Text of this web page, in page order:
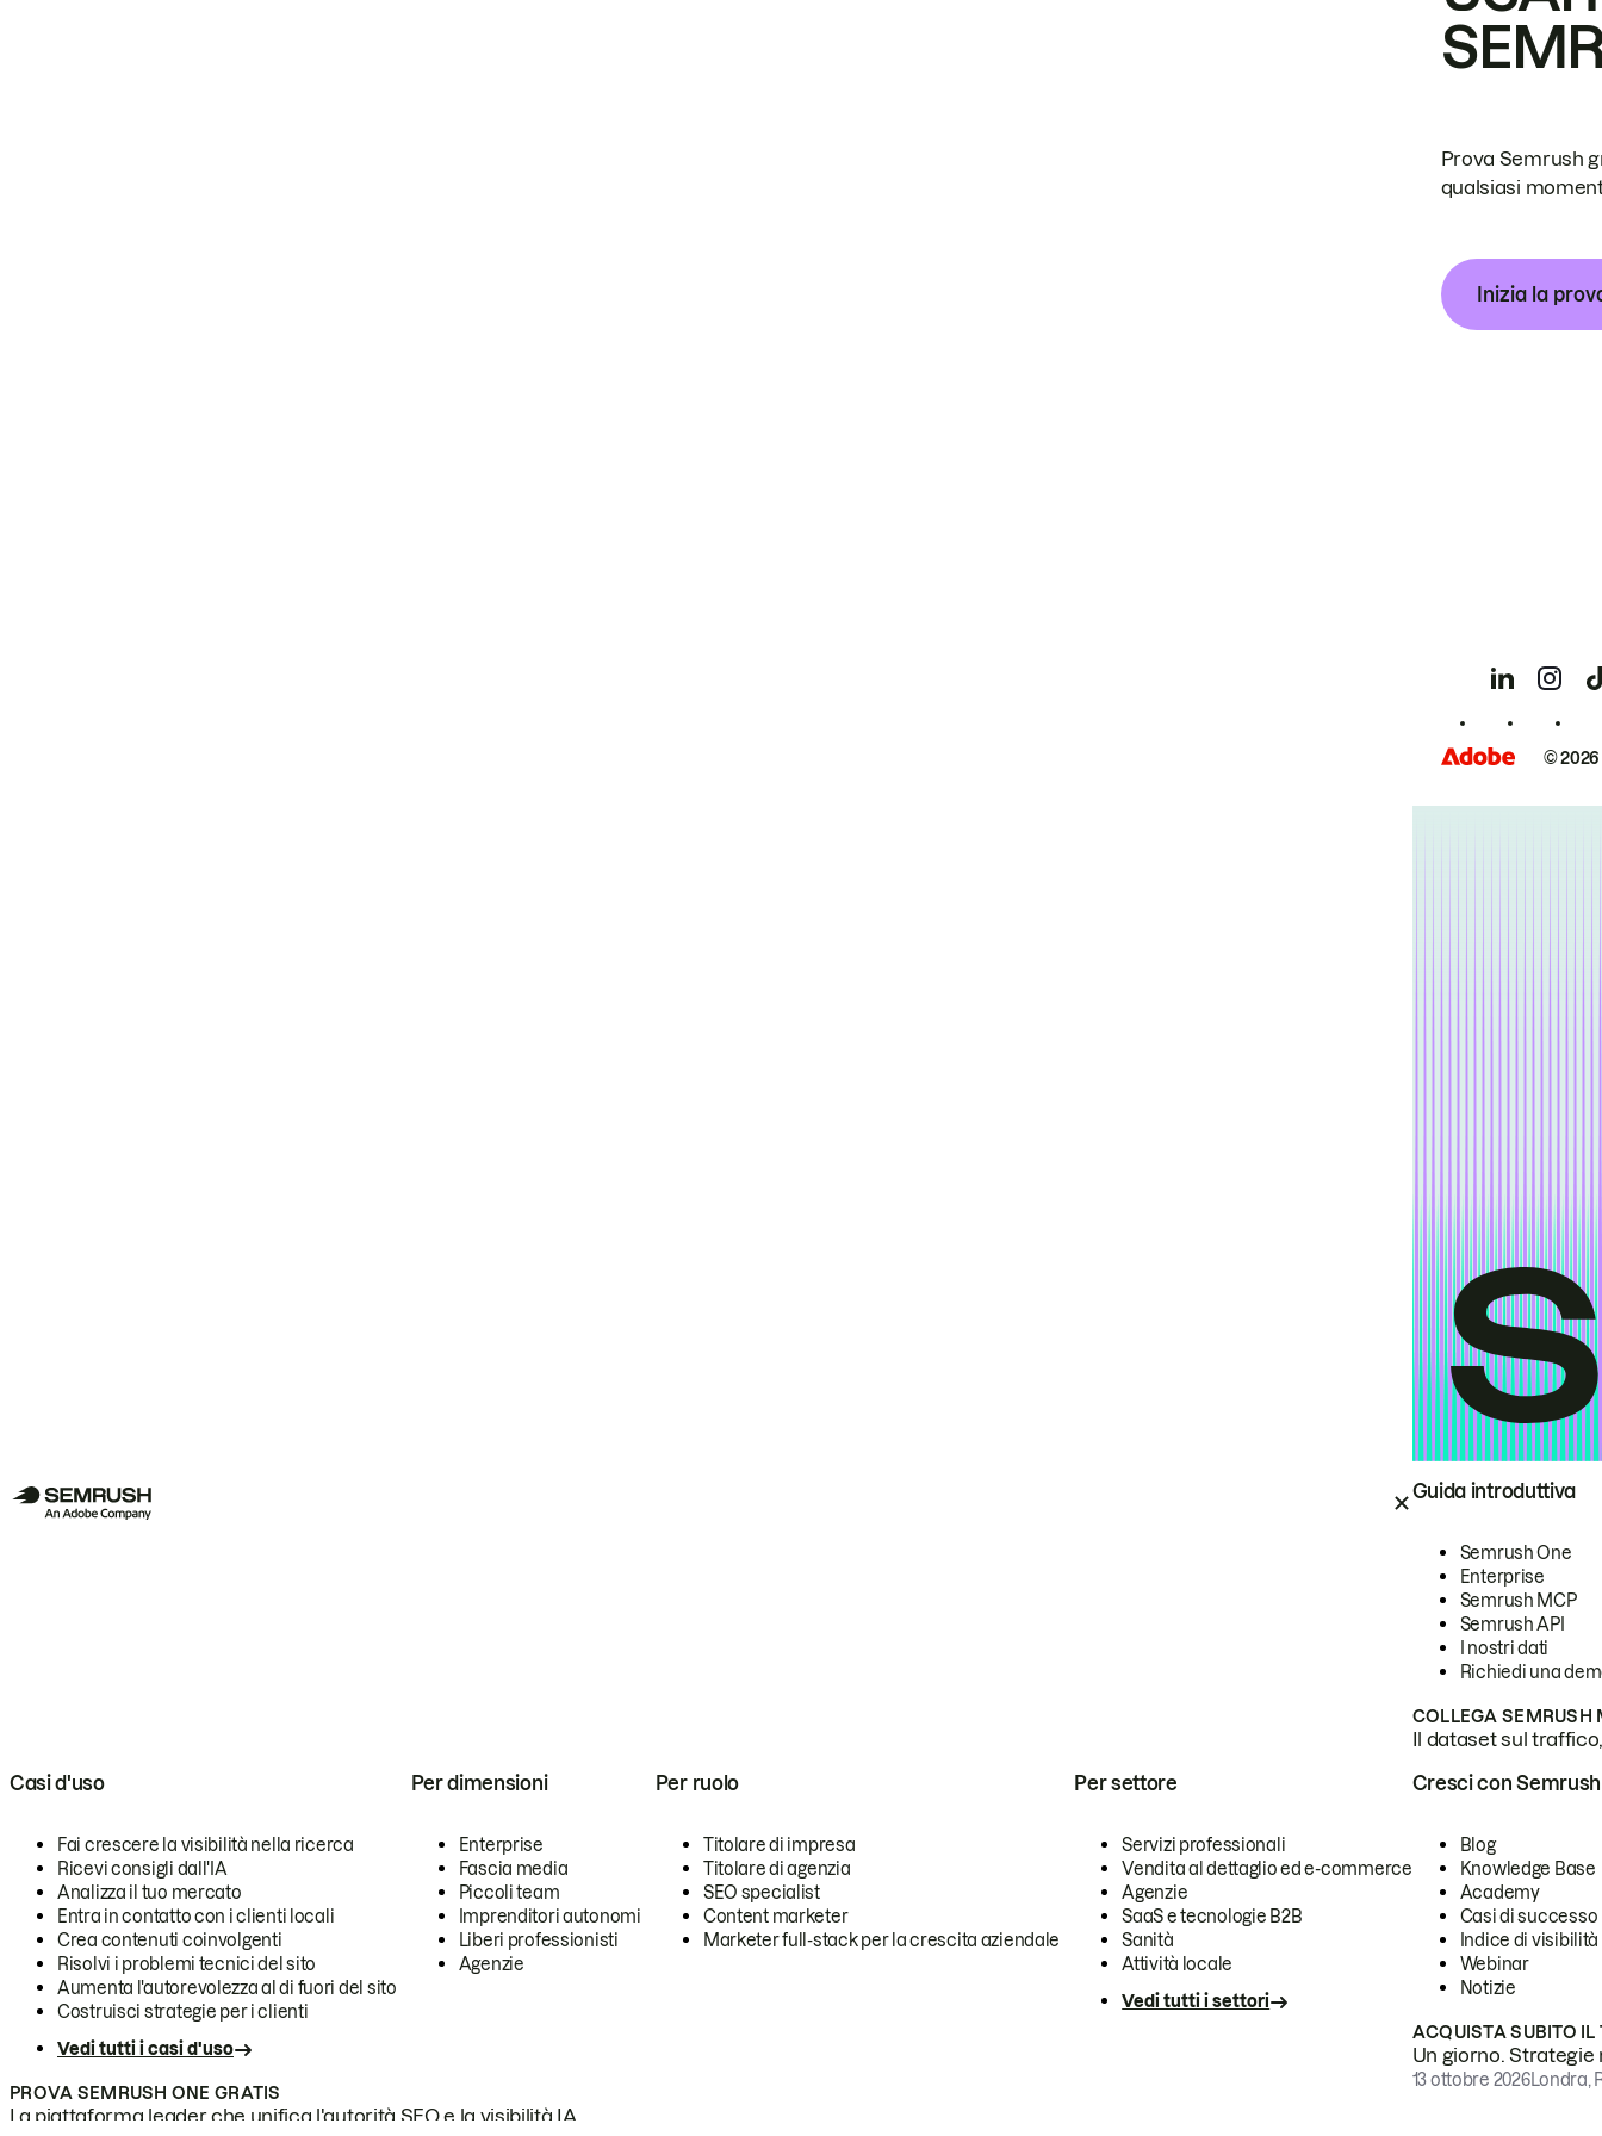
Guida introduttiva
Semrush One
Enterprise
Semrush MCP
Semrush API
I nostri dati
Richiedi una
COLLEGA SEMRUSH
Il dataset sul
Casi d'uso
Fai crescere la visibilità nella ricerca
Ricevi consigli dall'IA
Analizza il tuo mercato
Entra in contatto con i clienti locali
Crea contenuti coinvolgenti
Risolvi i problemi tecnici del sito
Aumenta l'autorevolezza al di fuori del sito
Costruisci strategie per i clienti
Vedi tutti i casi d'uso
Per dimensioni
Enterprise
Fascia media
Piccoli team
Imprenditori autonomi
Liberi professionisti
Agenzie
Per ruolo
Titolare di impresa
Titolare di agenzia
SEO specialist
Content marketer
Marketer full-stack per la crescita aziendale
Per settore
Servizi professionali
Vendita al dettaglio ed e-commerce
Agenzie
SaaS e tecnologie B2B
Sanità
Attività locale
Vedi tutti i settori
PROVA SEMRUSH ONE GRATIS
La piattaforma leader che unifica l'autorità SEO e la visibilità IA.
Cresci con Semrush
Blog
Knowledge Base
Academy
Casi di successo
Indice di visibilità
Webinar
Notizie
ACQUISTA SUBITO IL
Un giorno.
13 ottobre 2026Londra,
Prova Semrush
qualsiasi
Inizia la
©